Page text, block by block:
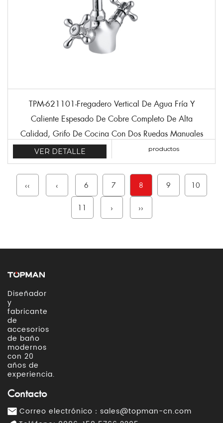
TPM-621101-Fregadero Vertical De Agua Fría Y
Caliente Espesado De Cobre Completo De Alta
Calidad, Grifo De Cocina Con Dos Ruedas Manuales
VER DETALLE productos
‹‹ ‹ 6 7 8 9 10
11 › ››
Diseñador
y
fabricante
de
accesorios
de baño
modernos
con 20
años de
experiencia.
Contacto
Correo electrónico： sales@topman-cn.com